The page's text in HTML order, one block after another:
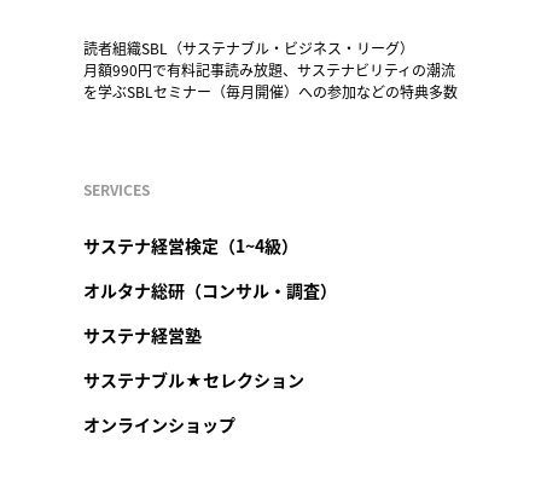
読者組織SBL（サステナブル・ビジネス・リーグ）
月額990円で有料記事読み放題、サステナビリティの潮流
を学ぶSBLセミナー（毎月開催）への参加などの特典多数
SERVICES
サステナ経営検定（1~4級）
オルタナ総研（コンサル・調査）
サステナ経営塾
サステナブル★セレクション
オンラインショップ